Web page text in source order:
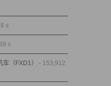
s
s
（FXD1）
- 153,912